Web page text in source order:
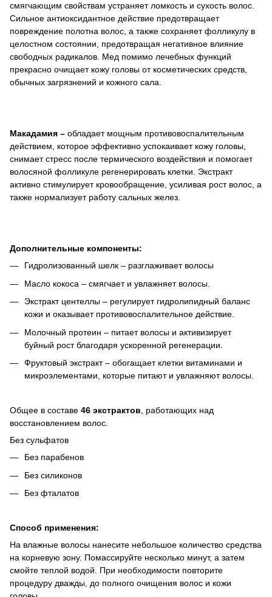
смягчающим свойствам устраняет ломкость и сухость волос.
Сильное антиоксидантное действие предотвращает
повреждение полотна волос, а также сохраняет фолликулу в
целостном состоянии, предотвращая негативное влияние
свободных радикалов. Мед помимо лечебных функций
прекрасно очищает кожу головы от косметических средств,
обычных загрязнений и кожного сала.
Макадамия – обладает мощным противовоспалительным
действием, которое эффективно успокаивает кожу головы,
снимает стресс после термического воздействия и помогает
волосяной фолликуле регенерировать клетки. Экстракт
активно стимулирует кровообращение, усиливая рост волос, а
также нормализует работу сальных желез.
Дополнительные компоненты:
Гидролизованный шелк – разглаживает волосы
Масло кокоса – смягчает и увлажняет волосы.
Экстракт центеллы – регулирует гидролипидный баланс
кожи и оказывает противовоспалительное действие.
Молочный протеин – питает волосы и активизирует
буйный рост благодаря ускоренной регенерации.
Фруктовый экстракт – обогащает клетки витаминами и
микроэлементами, которые питают и увлажняют волосы.
Общее в составе 46 экстрактов, работающих над
восстановлением волос.
Без сульфатов
Без парабенов
Без силиконов
Без фталатов
Способ применения:
На влажные волосы нанесите небольшое количество средства
на корневую зону. Помассируйте несколько минут, а затем
смойте теплой водой. При необходимости повторите
процедуру дважды, до полного очищения волос и кожи